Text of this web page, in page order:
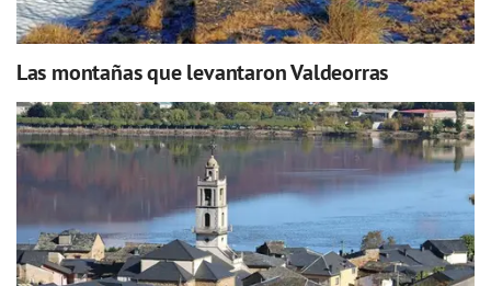
Las montañas que levantaron Valdeorras